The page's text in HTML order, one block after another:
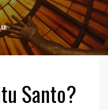
Santo?